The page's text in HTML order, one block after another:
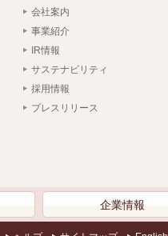
会社案内
事業紹介
IR情報
サステナビリティ
採用情報
プレスリリース
企業情報